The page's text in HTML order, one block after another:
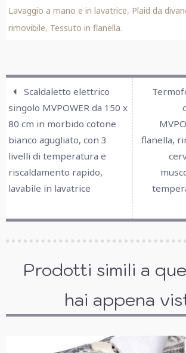
Lavaggio a mano e in lavatrice, Plaid da
rimovibile, Tessuto in flanella.
Scaldaletto elettrico
singolo MVPOWER da 150 x
80 cm in morbido cotone
bianco agugliato, con 3
livelli di temperatura e
riscaldamento rapido,
lavabile in lavatrice
flanella,
Prodotti simili a
hai appena